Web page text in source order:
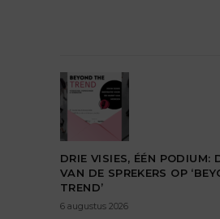
DRIE VISIES, ÉÉN PODIUM:
VAN DE SPREKERS OP
TREND’
6 augustus 2026